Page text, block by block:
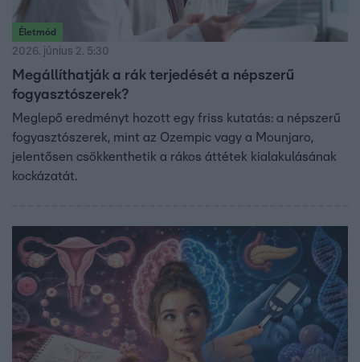
Életmód
2026. június 2. 5:30
Megállíthatják a rák terjedését a népszerű
fogyasztószerek?
Meglepő eredményt hozott egy friss kutatás: a népszerű
fogyasztószerek, mint az Ozempic vagy a Mounjaro,
jelentősen csökkenthetik a rákos áttétek kialakulásának
kockázatát.